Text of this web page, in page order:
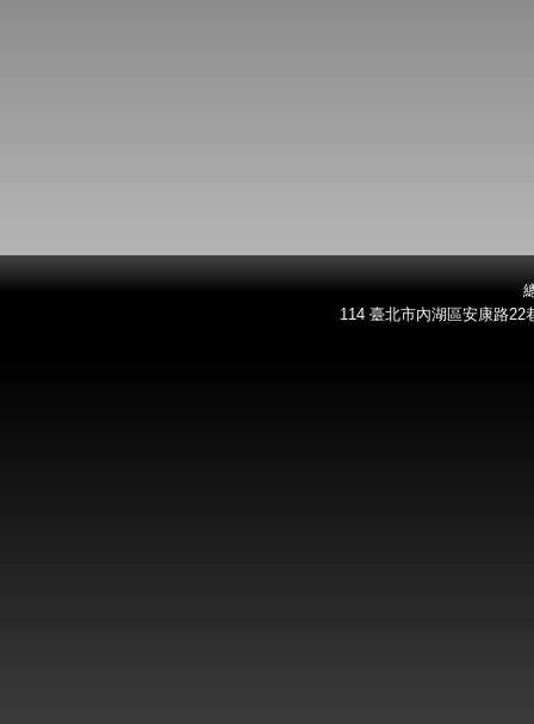
114 臺北市內湖區安康路22